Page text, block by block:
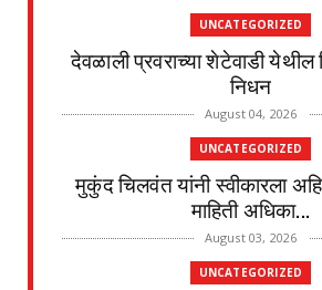
UNCATEGORIZED
देवळाली प्रवराच्या शेटेवाडी येथील
निधन
August 04, 2026
UNCATEGORIZED
मुकुंद चिलवंत यांनी स्वीकारला
माहिती अधिका...
August 03, 2026
UNCATEGORIZED